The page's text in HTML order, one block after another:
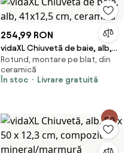
254,99 RON
vidaXL Chiuvetă de baie, alb,
41x12,5 cm, ceramică
Rotund, montare pe blat, din
ceramică
În stoc
Livrare gratuită